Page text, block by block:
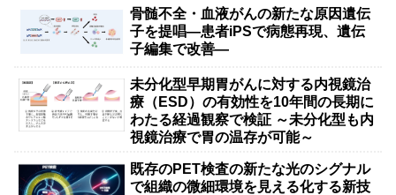
骨髄不全・血液がんの新たな原因遺伝
子を提唱―患者iPSで病態再現、遺伝
子編集で改善―
未分化型早期胃がんに対する内視鏡治
療（ESD）の有効性を10年間の長期に
わたる経過観察で検証 ～未分化型も内
視鏡治療で胃の温存が可能～
既存のPET検査の新たな光のシグナル
で組織の微細環境を見える化する新技